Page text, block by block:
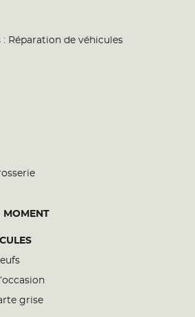
: Réparation de véhicules
MOMENT
grise